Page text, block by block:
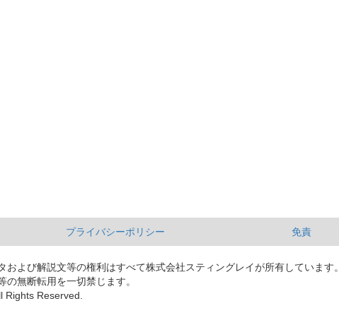
プライバシーポリシー 免責
および解説文等の権利はすべて株式会社スティングレイが所有しています。
無断転用を一切禁じます。
Rights Reserved.